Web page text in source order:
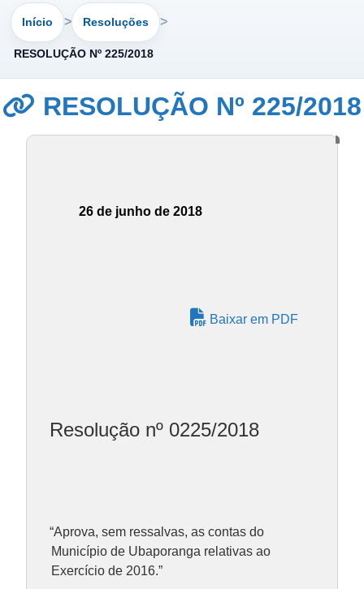
Início Resoluções
RESOLUÇÃO Nº 225/2018
RESOLUÇÃO Nº 225/2018
26 de junho de 2018
Baixar em PDF
Resolução nº 0225/2018
“Aprova, sem ressalvas, as contas do
Município de Ubaporanga relativas ao
Exercício de 2016.”